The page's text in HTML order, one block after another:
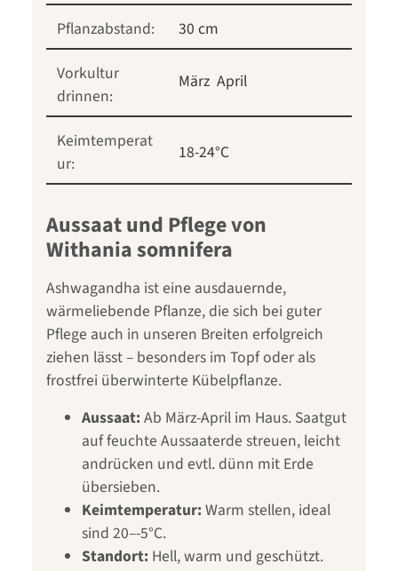
Pflanzabstand:
30 cm
Vorkultur
drinnen:
März April
Keimtemperat
ur:
18-24°C
Aussaat und Pflege von
Withania somnifera
Ashwagandha ist eine ausdauernde,
wärmeliebende Pflanze, die sich bei guter
Pflege auch in unseren Breiten erfolgreich
ziehen lässt – besonders im Topf oder als
frostfrei überwinterte Kübelpflanze.
Aussaat:Ab März-April im Haus. Saatgut
auf feuchte Aussaaterde streuen, leicht
andrücken und evtl. dünn mit Erde
übersieben.
Keimtemperatur:Warm stellen, ideal
sind 20–-5°C.
Standort: Hell, warm und geschützt.